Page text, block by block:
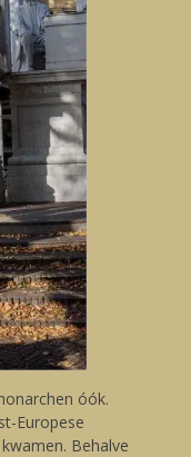
óók.
Europese
Behalve